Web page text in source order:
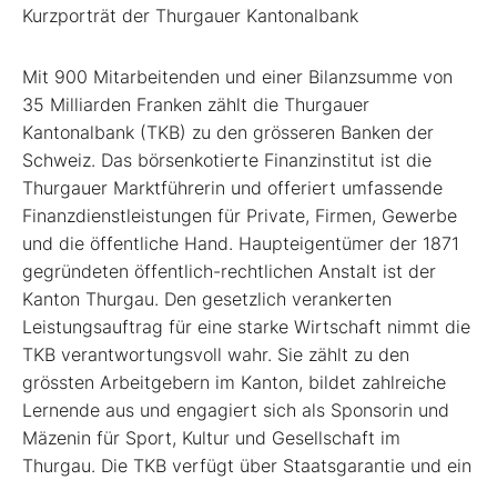
Kurzporträt der Thurgauer Kantonalbank
Mit 900 Mitarbeitenden und einer Bilanzsumme von
35 Milliarden Franken zählt die Thurgauer
Kantonalbank (TKB) zu den grösseren Banken der
Schweiz. Das börsenkotierte Finanzinstitut ist die
Thurgauer Marktführerin und offeriert umfassende
Finanzdienstleistungen für Private, Firmen, Gewerbe
und die öffentliche Hand. Haupteigentümer der 1871
gegründeten öffentlich-rechtlichen Anstalt ist der
Kanton Thurgau. Den gesetzlich verankerten
Leistungsauftrag für eine starke Wirtschaft nimmt die
TKB verantwortungsvoll wahr. Sie zählt zu den
grössten Arbeitgebern im Kanton, bildet zahlreiche
Lernende aus und engagiert sich als Sponsorin und
Mäzenin für Sport, Kultur und Gesellschaft im
Thurgau. Die TKB verfügt über Staatsgarantie und ein